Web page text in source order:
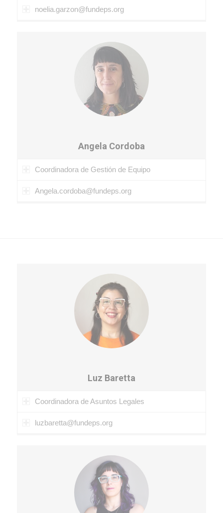
noelia.garzon@fundeps.org
Angela Cordoba
Coordinadora de Gestión de Equipo
Angela.cordoba@fundeps.org
Luz Baretta
Coordinadora de Asuntos Legales
luzbaretta@fundeps.org